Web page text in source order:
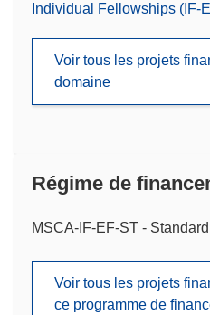
Individual Fellowships (IF-
Voir tous les projets
domaine
Régime de
MSCA-IF-EF-ST -
Voir tous les projets
ce programme de